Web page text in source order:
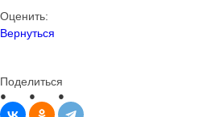
Оценить:
Вернуться
Поделиться